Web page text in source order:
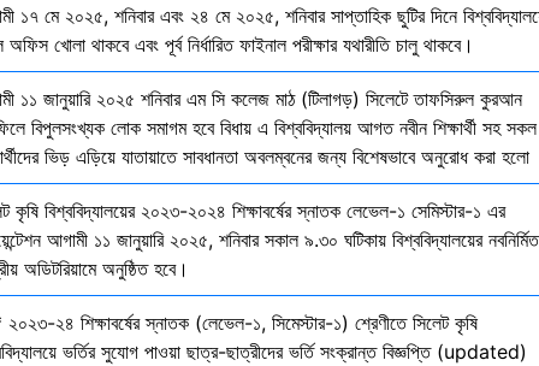
১৭ মে ২০২৫, শনিবার এবং ২৪ মে ২০২৫, শনিবার সাপ্তাহিক ছুটির দিনে
খোলা থাকবে এবং পূর্ব নির্ধারিত ফাইনাল পরীক্ষার যথারীতি চালু থাকবে।
১১ জানুয়ারি ২০২৫ শনিবার এম সি কলেজ মাঠ (টিলাগড়) সিলেটে তাফসিরুল কুরআন
বিপুলসংখ্যক লোক সমাগম হবে বিধায় এ বিশ্ববিদ্যালয় আগত নবীন শিক্ষার্থী সহ সকল
ভিড় এড়িয়ে যাতায়াতে সাবধানতা অবলম্বনের জন্য বিশেষভাবে অনুরোধ করা হলো
কৃষি বিশ্ববিদ্যালয়ের ২০২৩-২০২৪ শিক্ষাবর্ষের স্নাতক লেভেল-১ সেমিস্টার-১ এর
আগামী ১১ জানুয়ারি ২০২৫, শনিবার সকাল ৯.৩০ ঘটিকায় বিশ্ববিদ্যালয়ের নবনির্মিত
অডিটরিয়ামে অনুষ্ঠিত হবে।
২৪ শিক্ষাবর্ষের স্নাতক (লেভেল-১, সিমেস্টার-১) শ্রেণীতে সিলেট কৃষি
ভর্তির সুযোগ পাওয়া ছাত্র-ছাত্রীদের ভর্তি সংক্রান্ত বিজ্ঞপ্তি (updated)